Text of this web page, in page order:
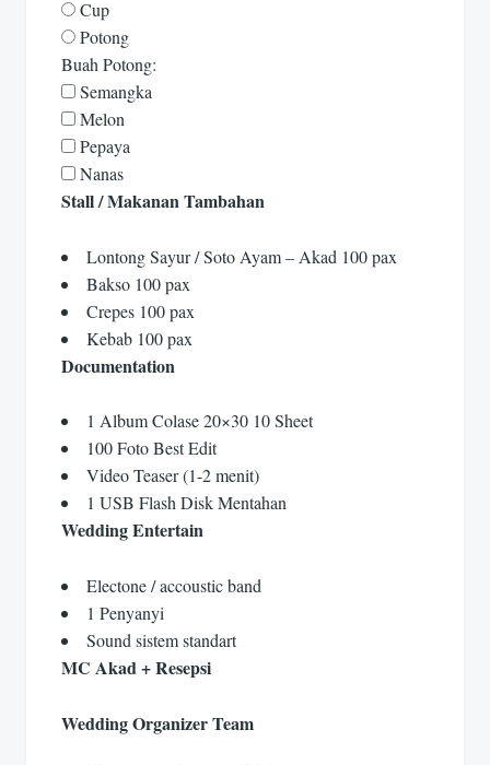
Cup
Potong
Buah Potong:
Semangka
Melon
Pepaya
Nanas
Stall / Makanan Tambahan
Lontong Sayur / Soto Ayam – Akad 100 pax
Bakso 100 pax
Crepes 100 pax
Kebab 100 pax
Documentation
1 Album Colase 20×30 10 Sheet
100 Foto Best Edit
Video Teaser (1-2 menit)
1 USB Flash Disk Mentahan
Wedding Entertain
Electone / accoustic band
1 Penyanyi
Sound sistem standart
MC Akad + Resepsi
Wedding Organizer Team